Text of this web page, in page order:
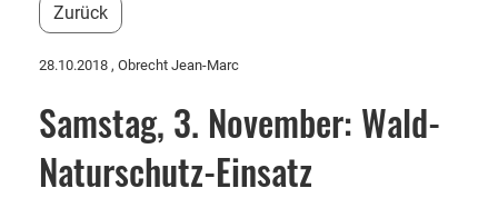
Zurück
28.10.2018 , Obrecht Jean-Marc
Samstag, 3. November: Wald-
Naturschutz-Einsatz